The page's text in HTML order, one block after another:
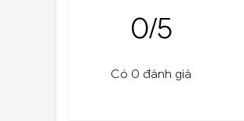
0/5
Có 0 đánh giá